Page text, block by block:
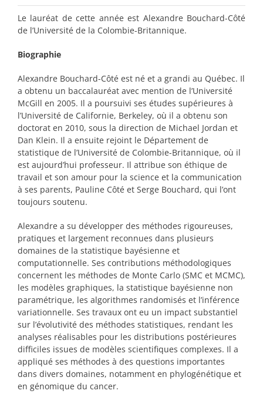
Le lauréat de cette année est Alexandre Bouchard-Côté
de l’Université de la Colombie-Britannique.
Biographie
Alexandre Bouchard-Côté est né et a grandi au Québec. Il
a obtenu un baccalauréat avec mention de l’Université
McGill en 2005. Il a poursuivi ses études supérieures à
l’Université de Californie, Berkeley, où il a obtenu son
doctorat en 2010, sous la direction de Michael Jordan et
Dan Klein. Il a ensuite rejoint le Département de
statistique de l’Université de Colombie-Britannique, où il
est aujourd’hui professeur. Il attribue son éthique de
travail et son amour pour la science et la communication
à ses parents, Pauline Côté et Serge Bouchard, qui l’ont
toujours soutenu.
Alexandre a su développer des méthodes rigoureuses,
pratiques et largement reconnues dans plusieurs
domaines de la statistique bayésienne et
computationnelle. Ses contributions méthodologiques
concernent les méthodes de Monte Carlo (SMC et MCMC),
les modèles graphiques, la statistique bayésienne non
paramétrique, les algorithmes randomisés et l’inférence
variationnelle. Ses travaux ont eu un impact substantiel
sur l’évolutivité des méthodes statistiques, rendant les
analyses réalisables pour les distributions postérieures
difficiles issues de modèles scientifiques complexes. Il a
appliqué ses méthodes à des questions importantes
dans divers domaines, notamment en phylogénétique et
en génomique du cancer.